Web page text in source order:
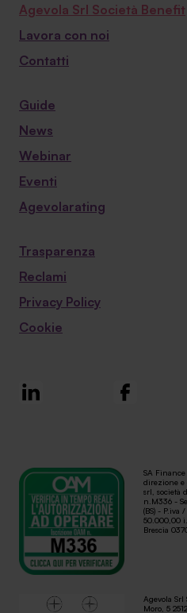
Agevola Srl Società Benefit
Lavora con noi
Contatti
Guide
News
Webinar
Eventi
Agevolarating
Trasparenza
Reclami
Privacy Policy
Cookie
SA
direzione e
srl, società
n.M336 -
(BS) - P.iva
50.000,00
Brescia
Agevola Srl
Moro, 5